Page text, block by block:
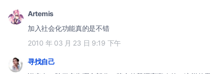
Artemis
加入社会化功能真的是不错
2010 年 03 月 23 日 9:19 下午
寻找自己